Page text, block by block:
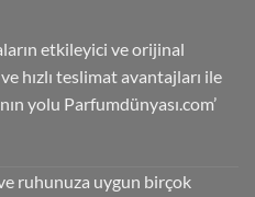
etkileyici ve orijinal
hızlı teslimat avantajları ile
yolu Parfumdünyası.com’
ruhunuza uygun birçok